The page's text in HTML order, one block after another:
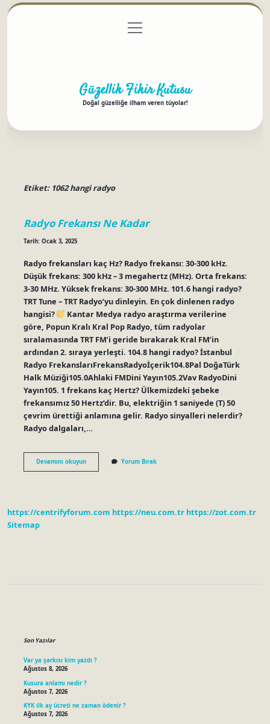
Gizlilik Politikası
menüyü
aç
Güzellik Fikir Kutusu
Doğal güzelliğe ilham veren tüyolar!
Etiket: 1062 hangi radyo
Radyo Frekansı Ne Kadar
Tarih: Ocak 3, 2025
Radyo frekansları kaç Hz? Radyo frekansı: 30-300 kHz.
Düşük frekans: 300 kHz – 3 megahertz (MHz). Orta frekans:
3-30 MHz. Yüksek frekans: 30-300 MHz. 101.6 hangi radyo?
TRT Tune – TRT Radyo’yu dinleyin. En çok dinlenen radyo
hangisi?
Kantar Medya radyo araştırma verilerine
göre, Popun Kralı Kral Pop Radyo, tüm radyolar
sıralamasında TRT FM’i geride bırakarak Kral FM’in
ardından 2. sıraya yerleşti. 104.8 hangi radyo? İstanbul
Radyo FrekanslarıFrekansRadyoİçerik104.8Pal DoğaTürk
Halk Müziği105.0Ahlaki FMDini Yayın105.2Vav RadyoDini
Yayın105. 1 frekans kaç Hertz? Ülkemizdeki şebeke
frekansımız 50 Hertz’dir. Bu, elektriğin 1 saniyede (T) 50
çevrim ürettiği anlamına gelir. Radyo sinyalleri nelerdir?
Radyo dalgaları,…
Devamını okuyunRadyo
Frekansı
Yorum Bırak
https://centrifyforum.com https://neu.com.tr https://zot.com.tr
Sitemap
Son Yazılar
Var ya şarkısı kim yazdı ?
Ağustos 8, 2026
Kusura anlamı nedir ?
Ağustos 7, 2026
KYK ilk ay ücreti ne zaman ödenir ?
Ağustos 7, 2026